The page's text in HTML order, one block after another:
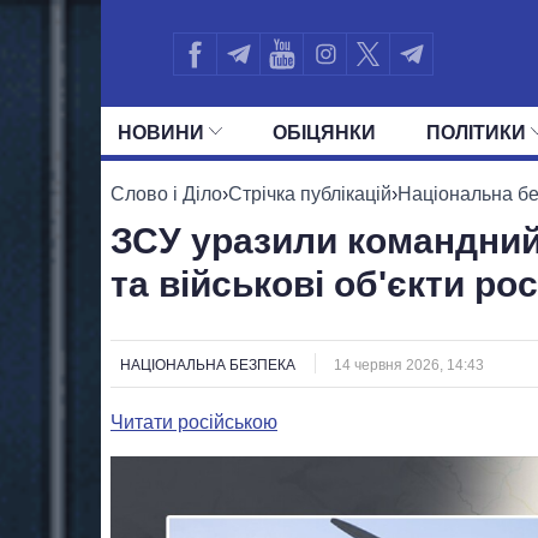
НОВИНИ ОБIЦЯНКИ ПОЛIТИКИ
УСІ ПОЛІТИКИ ПРЕЗИДЕНТ І
Слово і Діло›Стрічка публікацій›Національна
ЗСУ уразили
та військові об'єкти
НАЦІОНАЛЬНА БЕЗПЕКА 14 червня 2026, 14:43
Читати російською